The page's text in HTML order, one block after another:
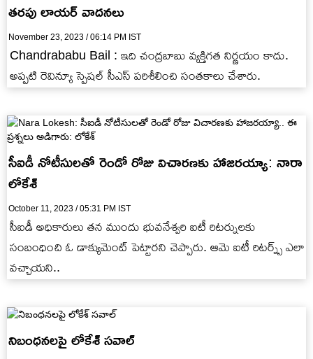
తరపు లాయర్ వాదనలు
November 23, 2023 / 06:14 PM IST
Chandrababu Bail : ఇది చంద్రబాబు వ్యక్తిగత నిర్ణయం కాదు.
అప్పటి రెవిన్యూ స్పెషల్ సీఎస్ పరిశీలించి సంతకాలు చేశారు.
సీఐడీ నోటీసులతో రెండో రోజు విచారణకు హాజరయ్యా: నారా
లోకేశ్
October 11, 2023 / 05:31 PM IST
సీఐడీ అధికారులు తన ముందు భువనేశ్వరి ఐటీ రిటర్నులకు
సంబంధించి ఓ డాక్యుమెంట్ పెట్టారని చెప్పారు. ఆమె ఐటీ రిటర్న్స్‌ ఎలా
వచ్చాయని..
నిబంధనలపై లోకేశ్ సవాల్